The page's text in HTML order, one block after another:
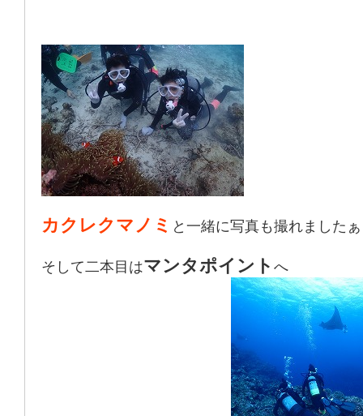
カクレクマノミ と一緒に写真も撮れましたぁ
そして二本目はマンタポイント へ